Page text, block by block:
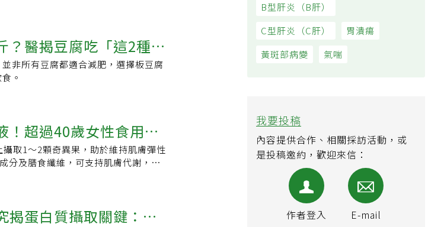
B型肝炎（B肝）
C型肝炎（C肝）
胃潰瘍
黃斑部病變
氣喘
我要投稿
內容提供合作、相關採訪活動，或
是投稿邀約，歡迎來信：
作者登入 E-mail
？醫揭豆腐吃「這2種最
非所有豆腐都適合減肥，選擇板豆腐
。
！超過40歲女性食用這
取1～2顆奇異果，助於維持肌膚彈性
及膳食纖維，可支持肌膚代謝，改善
揭蛋白質攝取關鍵：每